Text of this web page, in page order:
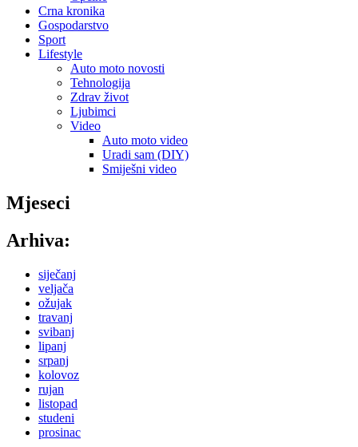
Crna kronika
Gospodarstvo
Sport
Lifestyle
Auto moto novosti
Tehnologija
Zdrav život
Ljubimci
Video
Auto moto video
Uradi sam (DIY)
Smiješni video
Mjeseci
Arhiva:
siječanj
veljača
ožujak
travanj
svibanj
lipanj
srpanj
kolovoz
rujan
listopad
studeni
prosinac